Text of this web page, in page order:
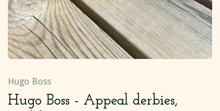
Hugo Boss
Hugo Boss - Appeal derbies,